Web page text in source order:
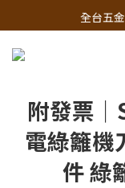
🔧電動
全台五
配有
附發票｜
電綠籬機
件 綠